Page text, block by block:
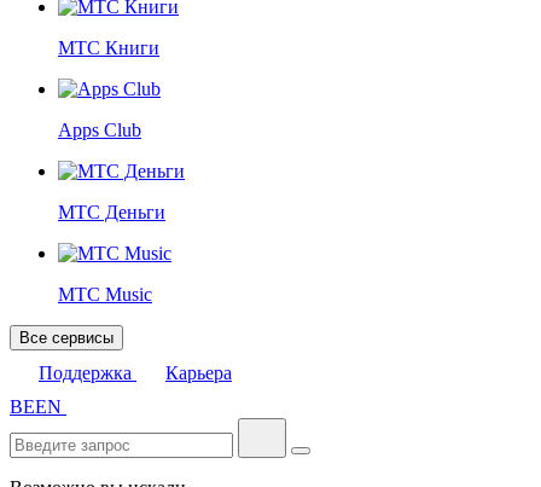
МТС Книги
Apps Club
МТС Деньги
МТС Music
Все сервисы
Поддержка
Карьера
BEEN